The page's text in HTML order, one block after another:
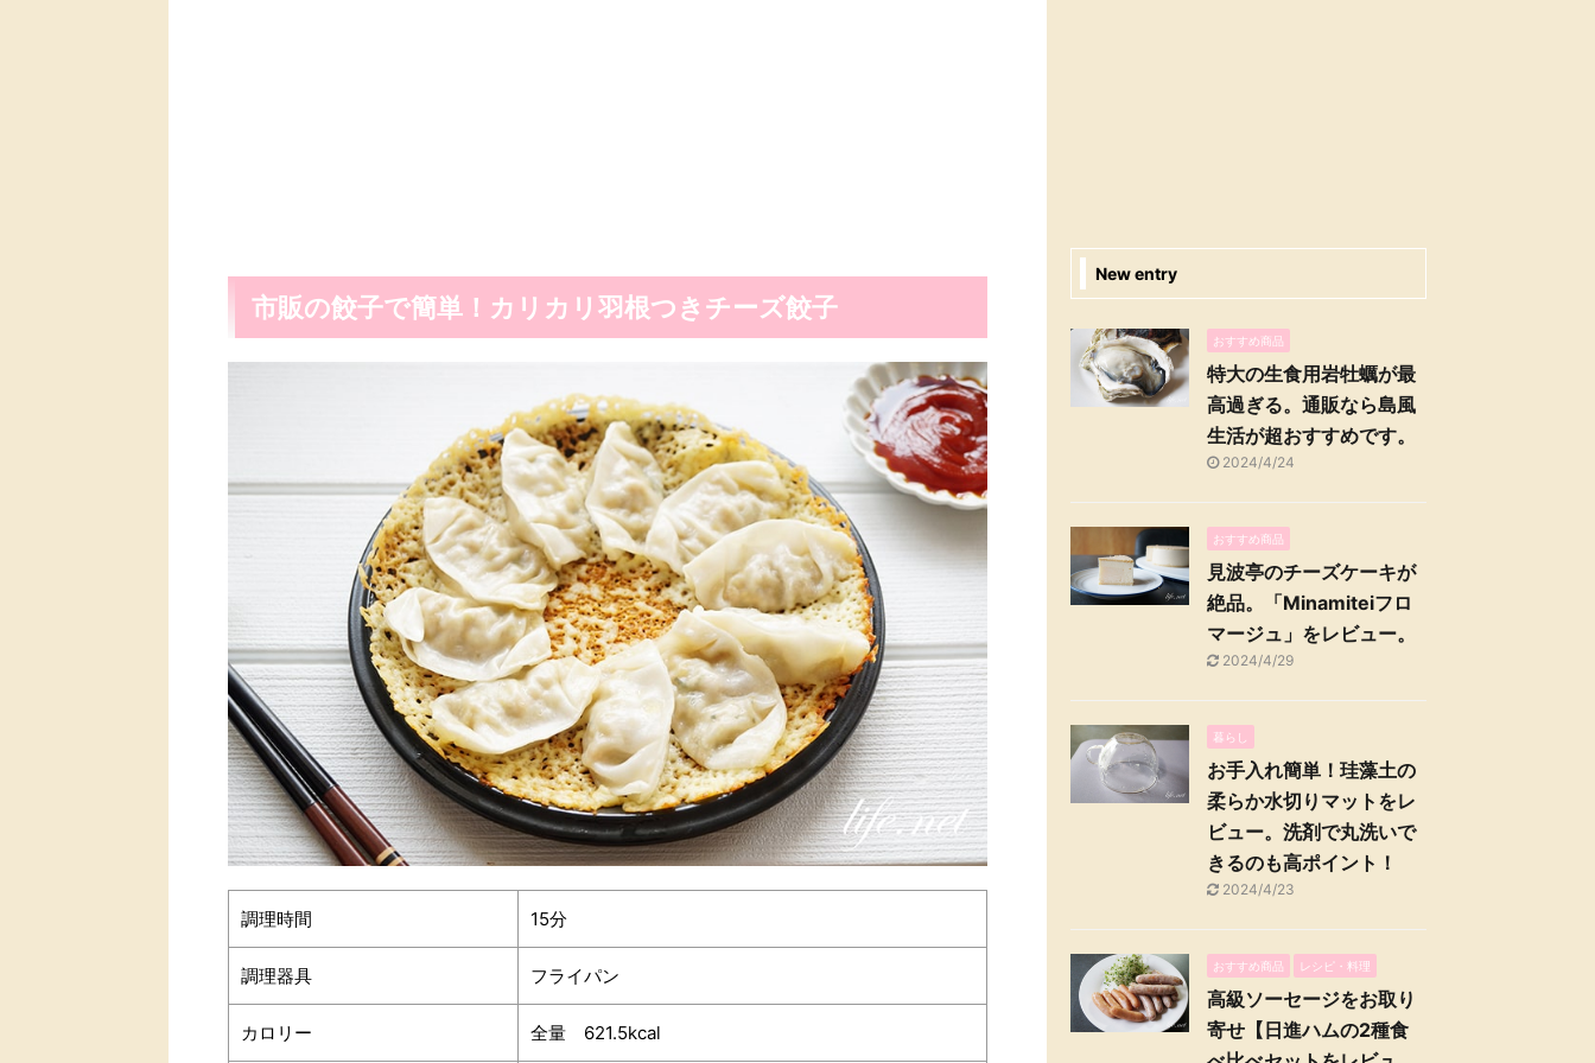
市販の餃子で簡単！カリカリ羽根つきチーズ餃子
調理時間 15分
調理器具 フライパン
カロリー 全量 621.5kcal
New entry
おすすめ商品
特大の生食用岩牡蠣が最
高過ぎる。通販なら島風
生活が超おすすめです。
2024/4/24
おすすめ商品
見波亭のチーズケーキが
絶品。「Minamiteiフロ
マージュ」をレビュー。
2024/4/29
暮らし
お手入れ簡単！珪藻土の
柔らか水切りマットをレ
ビュー。洗剤で丸洗いで
きるのも高ポイント！
2024/4/23
おすすめ商品 レシピ・料理
高級ソーセージをお取り
寄せ【日進ハムの2種食